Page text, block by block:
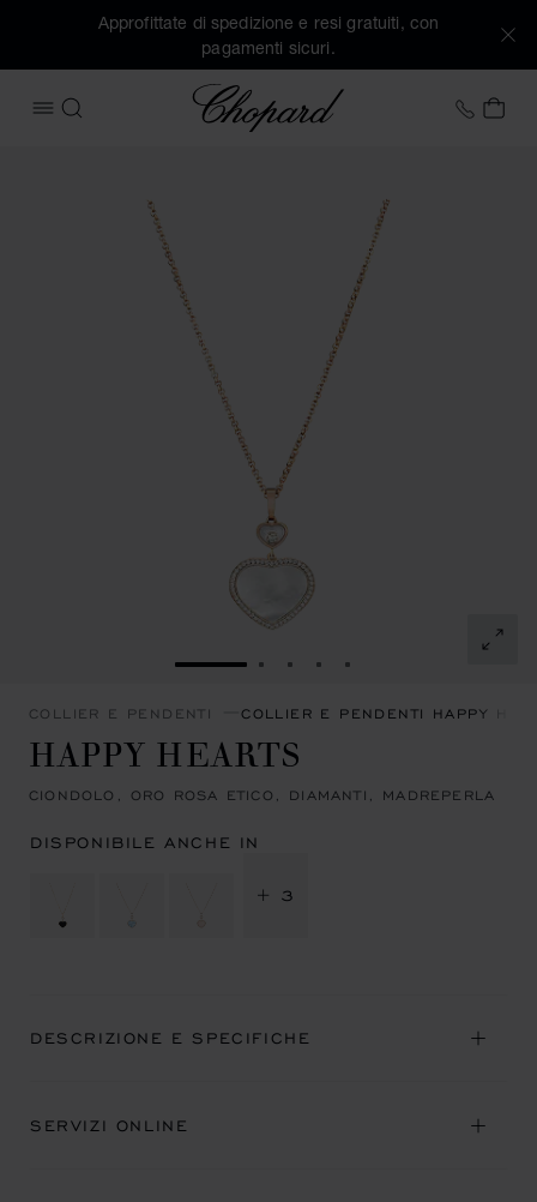
Approfittate di spedizione e resi gratuiti, con
pagamenti sicuri.
APRIRE IL MENU
CERCA
Chopard +41
IL
VAI ALLA SLIDE 1
VAI ALLA SLIDE 2
VAI ALLA SLIDE 3
VAI ALLA SLIDE 4
VAI ALLA SLIDE 5
COLLIER E PENDENTI COLLIER E PENDENTI HAPPY
HAPPY HEARTS
CIONDOLO, ORO ROSA ETICO, DIAMANTI, MADREPERLA
DISPONIBILE ANCHE IN
+ 3
DESCRIZIONE E SPECIFICHE
SERVIZI ONLINE